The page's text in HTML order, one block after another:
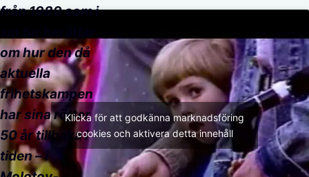
från 1989 som i
om hur den då
aktuella
frihetskampen
har sina rötter
50 år tillbaka i
tiden – i
Klicka för att godkänna marknadsföring
cookies och aktivera detta innehåll